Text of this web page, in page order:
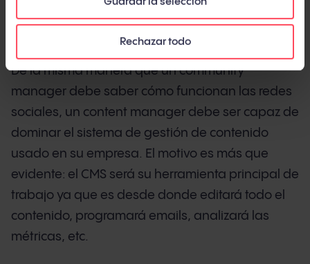
Rechazar todo
Dominio del CMS (Content Management
System) y de las redes sociales
De la misma manera que un community
manager debe saber cómo funcionan las redes
sociales, un content manager debe ser capaz de
dominar el sistema de gestión de contenido
usado en su empresa. El motivo es más que
evidente: el CMS será su herramienta principal de
trabajo ya que es desde donde editará todo el
contenido, programará emails, analizará las
métricas, etc.